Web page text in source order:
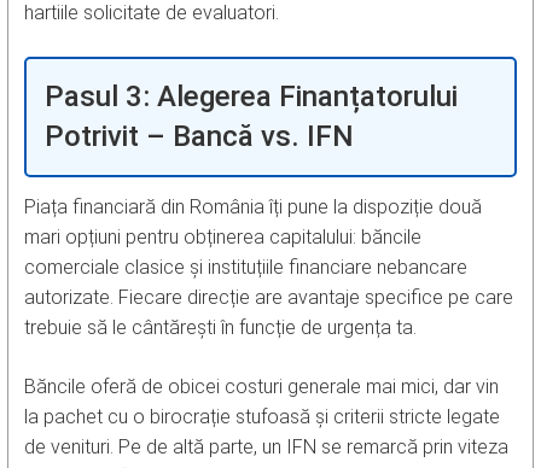
hartiile solicitate de evaluatori.
Pasul 3: Alegerea Finanțatorului
Potrivit – Bancă vs. IFN
Piața financiară din România îți pune la dispoziție două
mari opțiuni pentru obținerea capitalului: băncile
comerciale clasice și instituțiile financiare nebancare
autorizate. Fiecare direcție are avantaje specifice pe care
trebuie să le cântărești în funcție de urgența ta.
Băncile oferă de obicei costuri generale mai mici, dar vin
la pachet cu o birocrație stufoasă și criterii stricte legate
de venituri. Pe de altă parte, un IFN se remarcă prin viteza